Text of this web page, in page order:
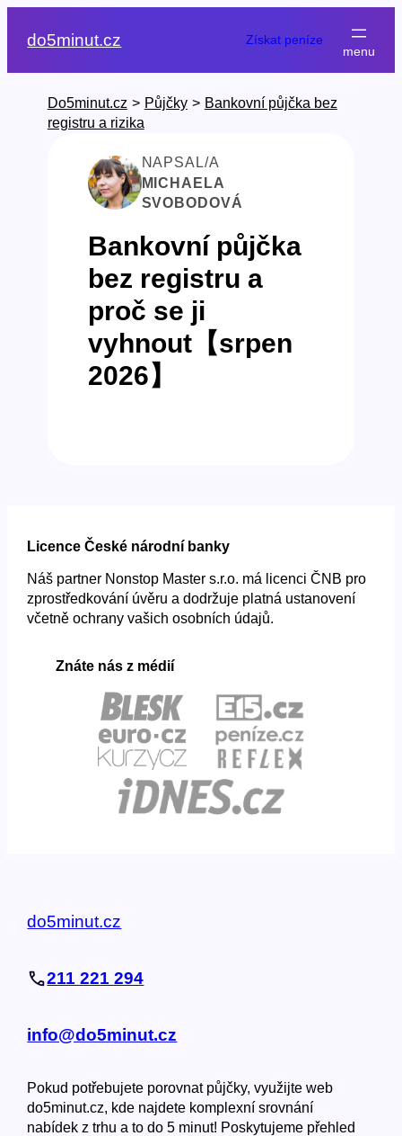
do5minut.cz Získat peníze
Do5minut.cz > Půjčky > Bankovní půjčka bez
registru a rizika
NAPSAL/A
MICHAELA
SVOBODOVÁ
Bankovní půjčka
bez registru a
proč se ji
vyhnout【srpen
2026】
Licence České národní banky
Náš partner Nonstop Master s.r.o. má licenci ČNB pro
zprostředkování úvěru a dodržuje platná ustanovení
včetně ochrany vašich osobních údajů.
Znáte nás z médií
do5minut.cz
211 221 294
info@do5minut.cz
Pokud potřebujete porovnat půjčky, využijte web
do5minut.cz, kde najdete komplexní srovnání
nabídek z trhu a to do 5 minut! Poskytujeme přehled